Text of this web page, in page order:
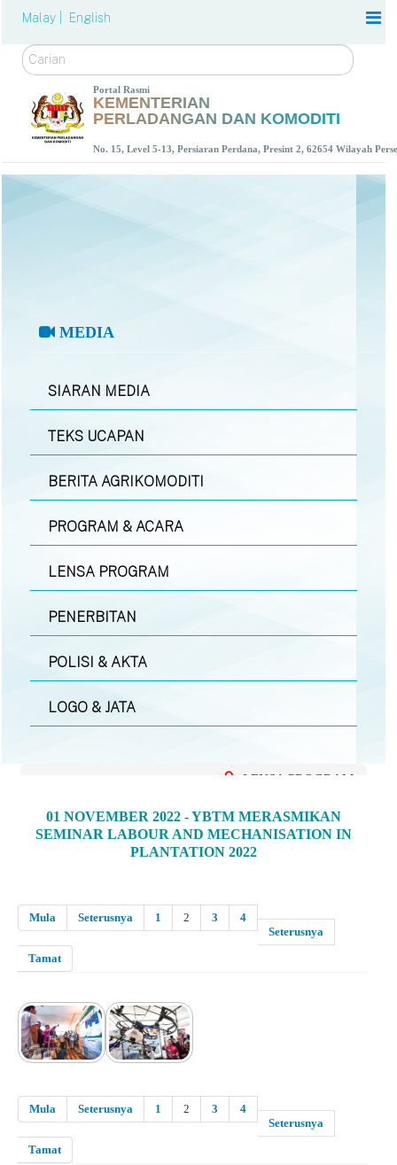
Malay | English
Carian
Portal Rasmi
KEMENTERIAN
PERLADANGAN DAN KOMODITI
No. 15, Level 5-13, Persiaran Perdana, Presint 2, 62654 Wilayah
MEDIA
SIARAN MEDIA
TEKS UCAPAN
BERITA AGRIKOMODITI
PROGRAM & ACARA
LENSA PROGRAM
PENERBITAN
POLISI & AKTA
LOGO & JATA
LENSA PROGRAM
01 NOVEMBER 2022 - YBTM MERASMIKAN
SEMINAR LABOUR AND MECHANISATION IN
PLANTATION 2022
Mula Seterusnya 1 2 3
4
Seterusnya
Tamat
Mula Seterusnya 1 2 3
4
Seterusnya
Tamat